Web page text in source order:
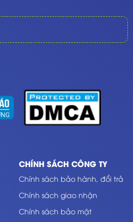
CHÍNH SÁCH CÔNG TY
Chính sách bảo hành, đổi trả
Chính sách giao nhận
Chính sách bảo mật